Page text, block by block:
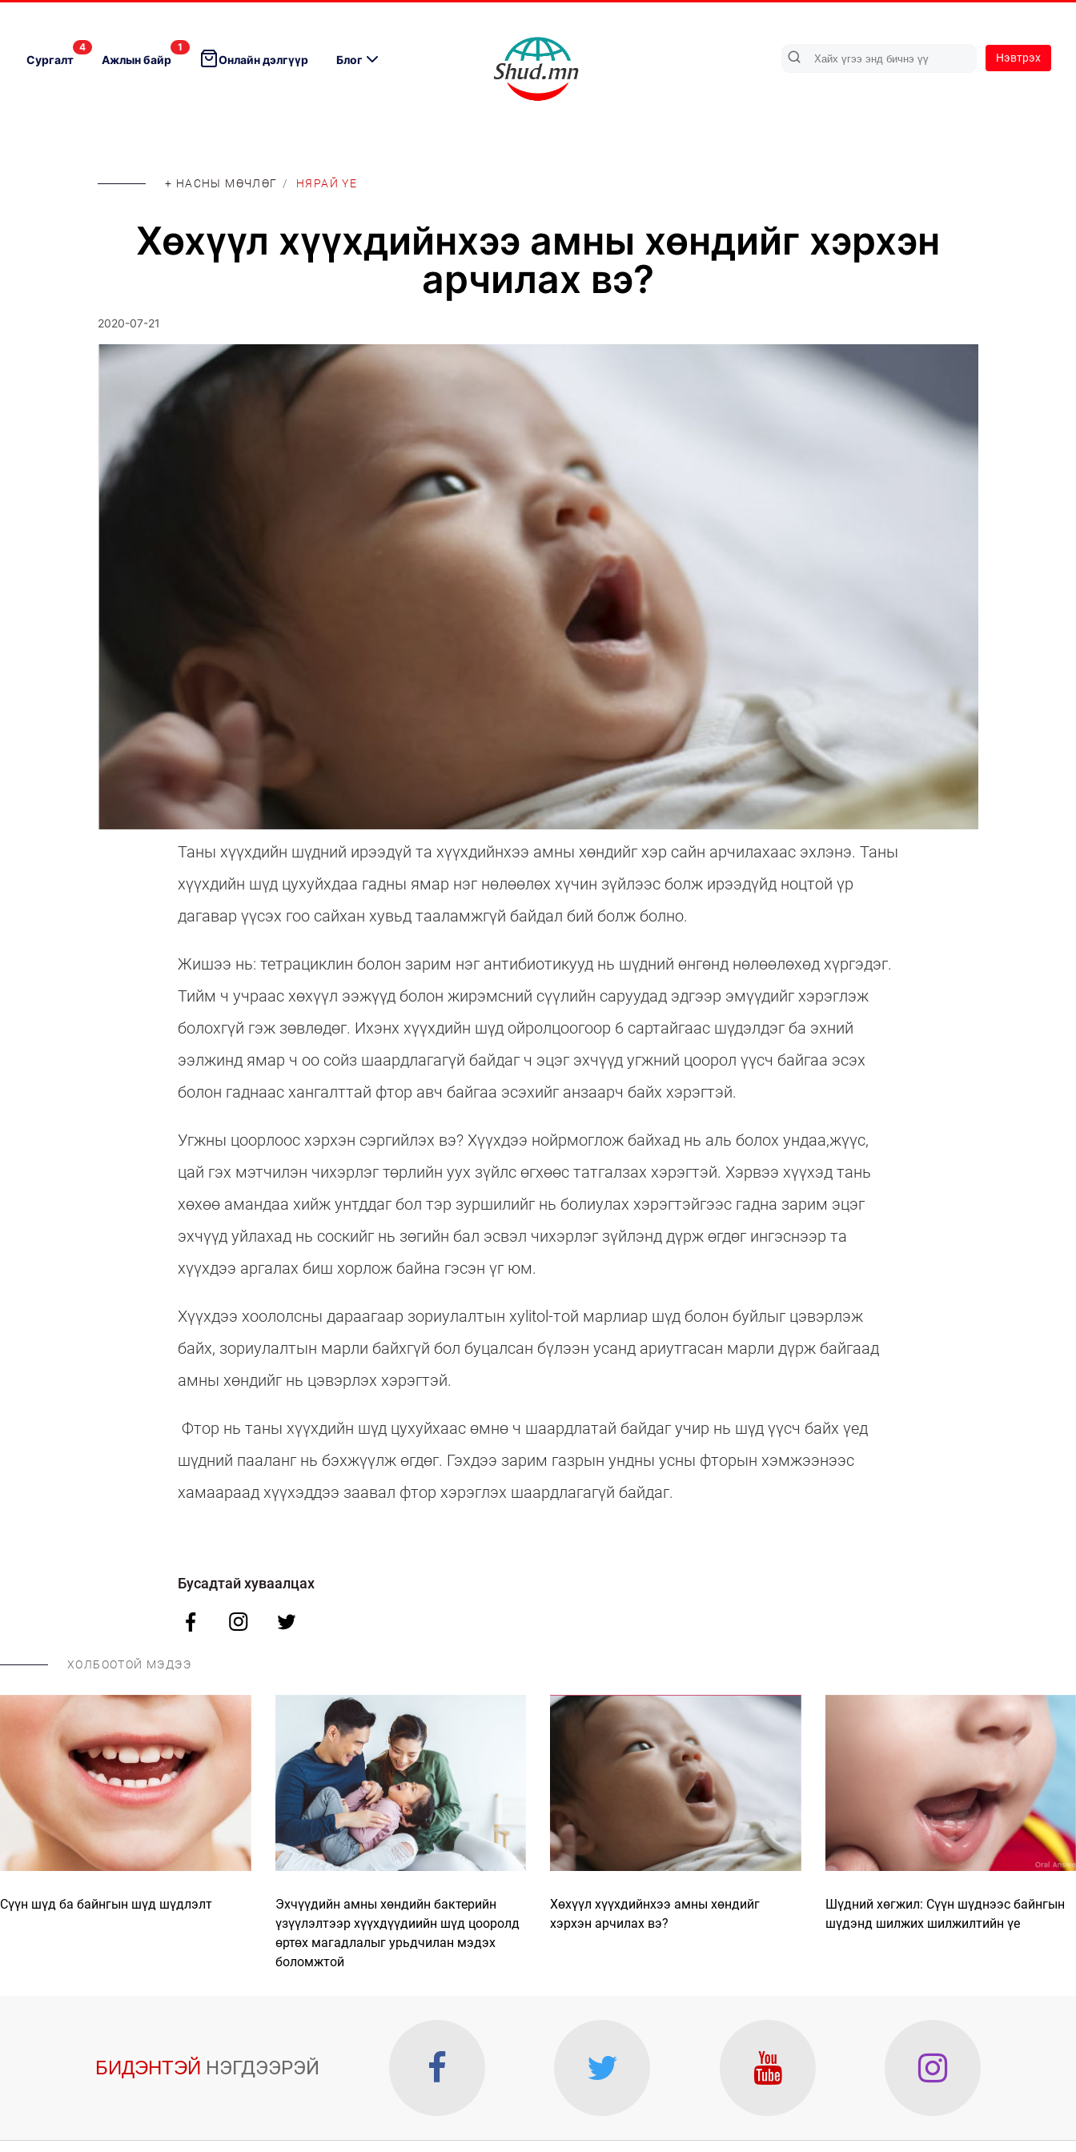
Сургалт
4
Ажлын байр
1
Онлайн дэлгүүр Блог Нэвтрэх
+ НАСНЫ МӨЧЛӨГ / НЯРАЙ ҮЕ
Хөхүүл хүүхдийнхээ амны хөндийг хэрхэн
арчилах вэ?
2020-07-21
Таны хүүхдийн шүдний ирээдүй та хүүхдийнхээ амны хөндийг хэр сайн арчилахаас эхлэнэ. Таны
хүүхдийн шүд цухуйхдаа гадны ямар нэг нөлөөлөх хүчин зүйлээс болж ирээдүйд ноцтой үр
дагавар үүсэх гоо сайхан хувьд тааламжгүй байдал бий болж болно.
Жишээ нь: тетрациклин болон зарим нэг антибиотикууд нь шүдний өнгөнд нөлөөлөхөд хүргэдэг.
Тийм ч учраас хөхүүл ээжүүд болон жирэмсний сүүлийн саруудад эдгээр эмүүдийг хэрэглэж
болохгүй гэж зөвлөдөг. Ихэнх хүүхдийн шүд ойролцоогоор 6 сартайгаас шүдэлдэг ба эхний
ээлжинд ямар ч оо сойз шаардлагагүй байдаг ч эцэг эхчүүд угжний цоорол үүсч байгаа эсэх
болон гаднаас хангалттай фтор авч байгаа эсэхийг анзаарч байх хэрэгтэй.
Угжны цоорлоос хэрхэн сэргийлэх вэ? Хүүхдээ нойрмоглож байхад нь аль болох ундаа,жүүс,
цай гэх мэтчилэн чихэрлэг төрлийн уух зүйлс өгхөөс татгалзах хэрэгтэй. Хэрвээ хүүхэд тань
хөхөө амандаа хийж унтддаг бол тэр зуршилийг нь болиулах хэрэгтэйгээс гадна зарим эцэг
эхчүүд уйлахад нь соскийг нь зөгийн бал эсвэл чихэрлэг зүйлэнд дүрж өгдөг ингэснээр та
хүүхдээ аргалах биш хорлож байна гэсэн үг юм.
Хүүхдээ хоололсны дараагаар зориулалтын xylitol-той марлиар шүд болон буйлыг цэвэрлэж
байх, зориулалтын марли байхгүй бол буцалсан бүлээн усанд ариутгасан марли дүрж байгаад
амны хөндийг нь цэвэрлэх хэрэгтэй.
Фтор нь таны хүүхдийн шүд цухуйхаас өмнө ч шаардлатай байдаг учир нь шүд үүсч байх үед
шүдний пааланг нь бэхжүүлж өгдөг. Гэхдээ зарим газрын ундны усны фторын хэмжээнээс
хамаараад хүүхэддээ заавал фтор хэрэглэх шаардлагагүй байдаг.
Бусадтай хуваалцах
ХОЛБООТОЙ МЭДЭЭ
Сүүн шүд ба байнгын шүд шүдлэлт
Эхчүүдийн амны хөндийн бактерийн
үзүүлэлтээр хүүхдүүдиийн шүд цооролд
өртөх магадлалыг урьдчилан мэдэх
боломжтой
Хөхүүл хүүхдийнхээ амны хөндийг
хэрхэн арчилах вэ?
Шүдний хөгжил: Сүүн шүднээс байнгын
шүдэнд шилжих шилжилтийн үе
БИДЭНТЭЙ НЭГДЭЭРЭЙ